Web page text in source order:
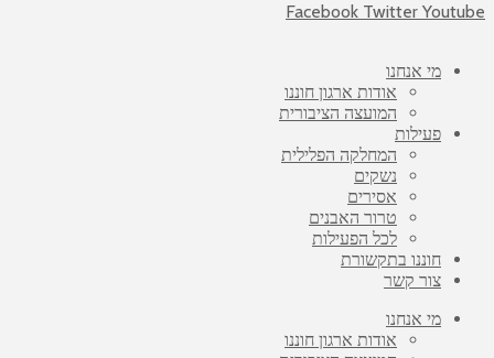
Facebook Twitter Youtube
מי אנחנו
אודות ארגון חוננו
המועצה הציבורית
פעילות
המחלקה הפלילית
נשקים
אסירים
טרור האבנים
לכל הפעילות
חוננו בתקשורת
צור קשר
מי אנחנו
אודות ארגון חוננו